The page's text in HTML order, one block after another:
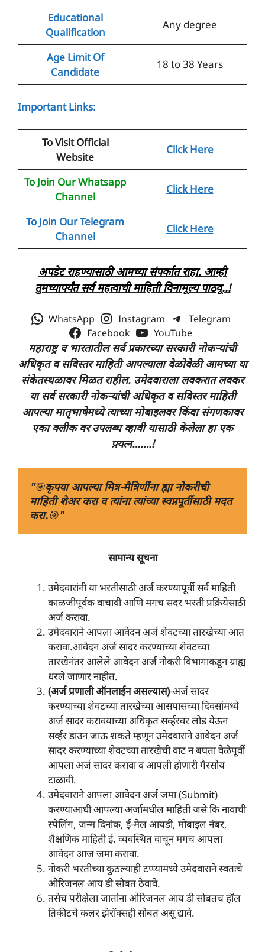
Educational
Qualification
Any degree
Age Limit Of
Candidate
18 to 38 Years
Important Links:
To Visit Official
Website
Click Here
To Join Our Whatsapp
Channel
Click Here
To Join Our Telegram
Channel
Click Here
अपडेट राहण्यासाठी आमच्या संपर्कात राहा. आम्ही
तुमच्यापर्यंत सर्व महत्वाची माहितीविनामूल्यपाठवू..!
WhatsApp Instagram
Telegram
Facebook
YouTube
महाराष्ट्र व भारतातील सर्व प्रकारच्या सरकारी नोकऱ्यांची
अधिकृत व सविस्तर माहिती आपल्याला वेळोवेळी आमच्या या
संकेतस्थळावर मिळत राहील. उमेदवाराला लवकरात लवकर
या सर्व सरकारी नोकऱ्यांची अधिकृत व सविस्तर माहिती
आपल्या मातृभाषेमध्ये त्याच्या मोबाइलवर किंवा संगणकावर
एका क्लीक वर उपलब्ध व्हावी यासाठी केलेला हा एक
प्रयत्न…….!
''🎯कृपया आपल्या मित्र-मैत्रिणींना ह्या नोकरीची
माहिती शेअर करा व त्यांना त्यांच्या स्वप्नपूर्तीसाठी मदत
करा.🎯"
सामान्य सूचना
उमेदवारांनी या भरतीसाठी अर्ज करण्यापूर्वी सर्व माहिती
काळजीपूर्वक वाचावी आणि मगच सदर भरती प्रक्रियेसाठी
अर्ज करावा.
उमेदवाराने आपला आवेदन अर्ज शेवटच्या तारखेच्या आत
करावा.आवेदन अर्ज सादर करण्याच्या शेवटच्या
तारखेनंतर आलेले आवेदन अर्ज नोकरी विभागाकडून ग्राह्य
धरले जाणार नाहीत.
(अर्ज प्रणाली ऑनलाईन असल्यास)-अर्ज सादर
करण्याच्या शेवटच्या तारखेच्या आसपासच्या दिवसांमध्ये
अर्ज सादर करावयाच्या अधिकृत सर्व्हरवर लोड येऊन
सर्व्हर डाउन जाऊ शकते म्हणून उमेदवाराने आवेदन अर्ज
सादर करण्याच्या शेवटच्या तारखेची वाट न बघता वेळेपूर्वी
आपला अर्ज सादर करावा व आपली होणारी गैरसोय
टाळावी.
उमेदवाराने आपला आवेदन अर्ज जमा (Submit)
करण्याआधी आपल्या अर्जामधील माहिती जसे कि नावाची
स्पेलिंग, जन्म दिनांक, ई-मेल आयडी, मोबाइल नंबर,
शैक्षणिक माहिती ई. व्यवस्थित वाचून मगच आपला
आवेदन आज जमा करावा.
नोकरी भरतीच्या कुठल्याही टप्प्यामध्ये उमेदवाराने स्वतःचे
ओरिजनल आय डी सोबत ठेवावे.
तसेच परीक्षेला जातांना ओरिजनल आय डी सोबतच हॉल
तिकीटचे कलर झेरॉक्सही सोबत असू द्यावे.